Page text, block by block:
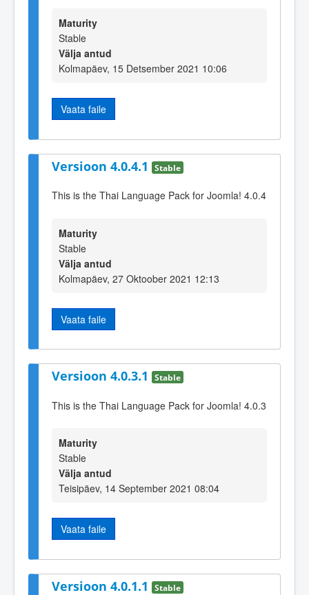
Maturity
Stable
Välja antud
Kolmapäev, 15 Detsember 2021 10:06
Vaata faile
Versioon 4.0.4.1 Stable
This is the Thai Language Pack for Joomla! 4.0.4
Maturity
Stable
Välja antud
Kolmapäev, 27 Oktoober 2021 12:13
Vaata faile
Versioon 4.0.3.1 Stable
This is the Thai Language Pack for Joomla! 4.0.3
Maturity
Stable
Välja antud
Teisipäev, 14 September 2021 08:04
Vaata faile
Versioon 4.0.1.1 Stable